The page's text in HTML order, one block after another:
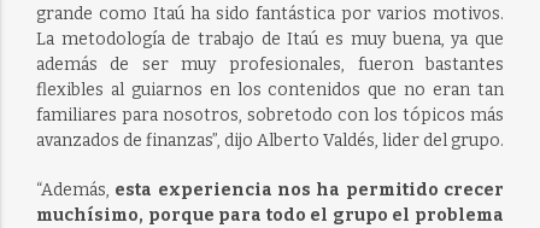
grande como Itaú ha sido fantástica por varios motivos.
La metodología de trabajo de Itaú es muy buena, ya que
además de ser muy profesionales, fueron bastantes
flexibles al guiarnos en los contenidos que no eran tan
familiares para nosotros, sobretodo con los tópicos más
avanzados de finanzas”, dijo Alberto Valdés, lider del grupo.
“Además, esta experiencia nos ha permitido crecer
muchísimo, porque para todo el grupo el problema